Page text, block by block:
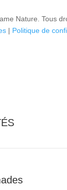
Nature. Tous
| Politique de